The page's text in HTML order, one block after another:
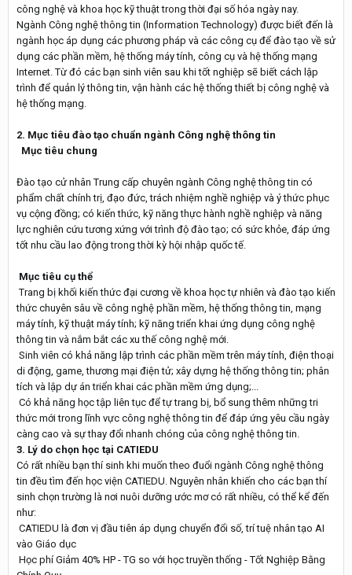
công nghệ và khoa học kỹ thuật trong thời đại số hóa ngày nay.
Ngành Công nghệ thông tin (Information Technology) được biết đến là
ngành học áp dụng các phương pháp và các công cụ để đào tạo về sử
dụng các phần mềm, hệ thống máy tính, công cụ và hệ thống mạng
Internet. Từ đó các bạn sinh viên sau khi tốt nghiệp sẽ biết cách lập
trình để quản lý thông tin, vận hành các hệ thống thiết bị công nghệ và
hệ thống mạng.
2. Mục tiêu đào tạo chuẩn ngành Công nghệ thông tin
Mục tiêu chung
Đào tạo cử nhân Trung cấp chuyên ngành Công nghệ thông tin có
phẩm chất chính trị, đạo đức, trách nhiệm nghề nghiệp và ý thức phục
vụ cộng đồng; có kiến thức, kỹ năng thực hành nghề nghiệp và năng
lực nghiên cứu tương xứng với trình độ đào tạo; có sức khỏe, đáp ứng
tốt nhu cầu lao động trong thời kỳ hội nhập quốc tế.
Mục tiêu cụ thể
Trang bị khối kiến thức đại cương về khoa học tự nhiên và đào tạo kiến
thức chuyên sâu về công nghệ phần mềm, hệ thống thông tin, mạng
máy tính, kỹ thuật máy tính; kỹ năng triển khai ứng dụng công nghệ
thông tin và nắm bắt các xu thế công nghệ mới.
Sinh viên có khả năng lập trình các phần mềm trên máy tính, điện thoại
di động, game, thương mại điện tử; xây dựng hệ thống thông tin; phân
tích và lập dự án triển khai các phần mềm ứng dụng;...
Có khả năng học tập liên tục để tự trang bị, bổ sung thêm những tri
thức mới trong lĩnh vực công nghệ thông tin để đáp ứng yêu cầu ngày
càng cao và sự thay đổi nhanh chóng của công nghệ thông tin.
3. Lý do chọn học tại CATIEDU
Có rất nhiều bạn thí sinh khi muốn theo đuổi ngành Công nghệ thông
tin đều tìm đến học viện CATIEDU. Nguyên nhân khiến cho các bạn thí
sinh chọn trường là nơi nuôi dưỡng ước mơ có rất nhiều, có thể kể đến
như:
CATIEDU là đơn vị đầu tiên áp dụng chuyển đổi số, trí tuệ nhân tạo AI
vào Giáo dục
Học phí Giảm 40% HP - TG so với học truyền thống - Tốt Nghiệp Bằng